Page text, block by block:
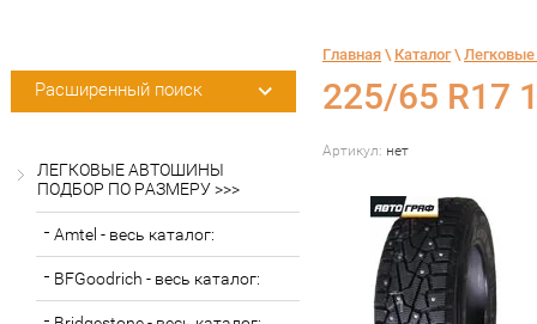
Главная \ Каталог \
225/65 R17
Артикул: нет
Расширенный поиск
ЛЕГКОВЫЕ АВТОШИНЫ
ПОДБОР ПО РАЗМЕРУ >>>
Amtel - весь каталог:
BFGoodrich - весь каталог: